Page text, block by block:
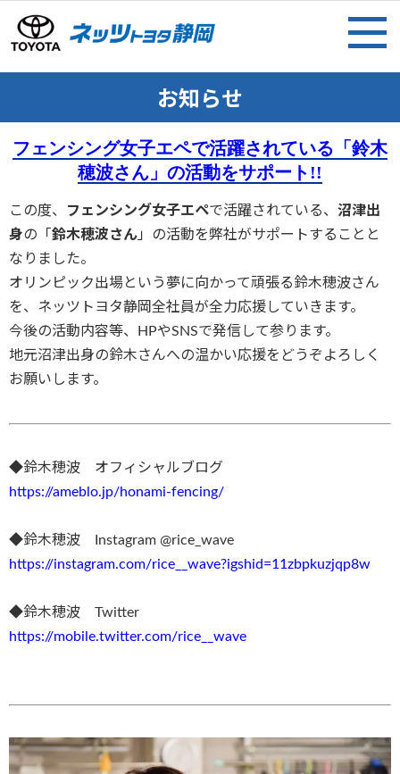
お知らせ
フェンシング女子エペで活躍されている「鈴木
穂波さん」の活動をサポート!!
この度、 フェンシング女子エペで活躍されている、 沼津出
身の「 鈴木穂波さん 」の活動を弊社がサポートすることと
なりました。
オリンピック出場という夢に向かって頑張る鈴木穂波さん
を、ネッツトヨタ静岡全社員が全力応援していきます。
今後の活動内容等、HPやSNSで発信して参ります。
地元沼津出身の鈴木さんへの温かい応援をどうぞよろしく
お願いします。
◆鈴木穂波 オフィシャルブログ
https://ameblo.jp/honami-fencing/
◆鈴木穂波 Instagram @rice_wave
https://instagram.com/rice__wave?igshid=11zbpkuzjqp8w
◆鈴木穂波 Twitter
https://mobile.twitter.com/rice__wave